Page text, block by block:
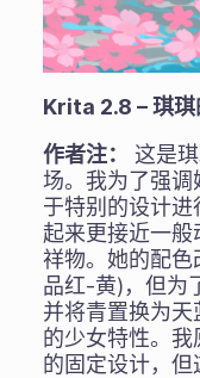
Krita 2.8 – 琪
作者注：
这是
场。我为了强调
于特别的设计
起来更接近一般
祥物。她的配
品红-黄)，但为
并将青置换为
的少女特性。
的固定设计，但